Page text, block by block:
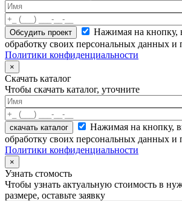
Нажимая на кнопку,
обработку своих персональных данных и
Политики конфиденциальности
×
Скачать каталог
Чтобы скачать каталог, уточните
скачать каталог
Нажимая на кнопку,
обработку своих персональных данных и
Политики конфиденциальности
×
Узнать стомость
Чтобы узнать актуальную стоимость в
размере, оставьте заявку